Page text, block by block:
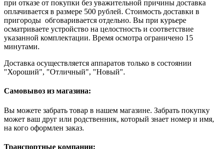
при отказе от покупки без уважительной причины доставка
оплачивается в размере 500 рублей. Стоимость доставки в
пригороды обговаривается отдельно. Вы при курьере
осматриваете устройство на целостность и соответствие
указанной комплектации. Время осмотра ограничено 15
минутами.
Доставка осуществляется аппаратов только в состоянии
"Хороший", "Отличный", "Новый".
Самовывоз из магазина:
Вы можете забрать товар в нашем магазине. Забрать покупку
может ваш друг или родственник, который знает номер и имя,
на кого оформлен заказ.
Транспортные компании: